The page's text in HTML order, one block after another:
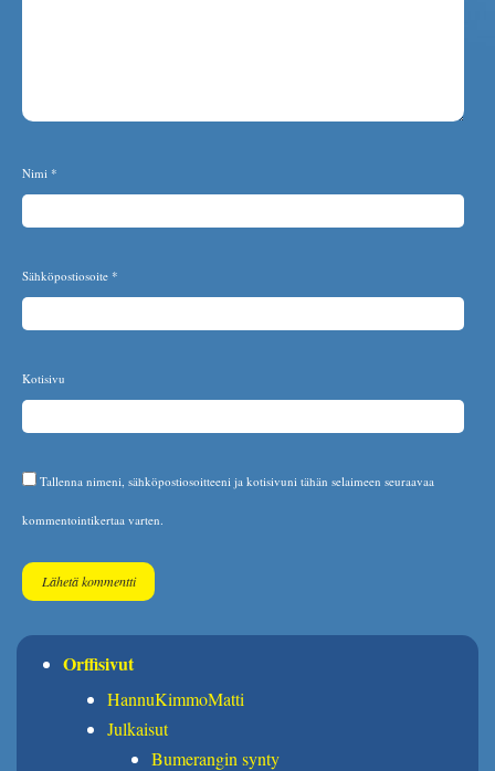
Nimi *
Sähköpostiosoite *
Kotisivu
Tallenna nimeni, sähköpostiosoitteeni ja kotisivuni tähän selaimeen seuraavaa
kommentointikertaa varten.
Orffisivut
HannuKimmoMatti
Julkaisut
Bumerangin synty